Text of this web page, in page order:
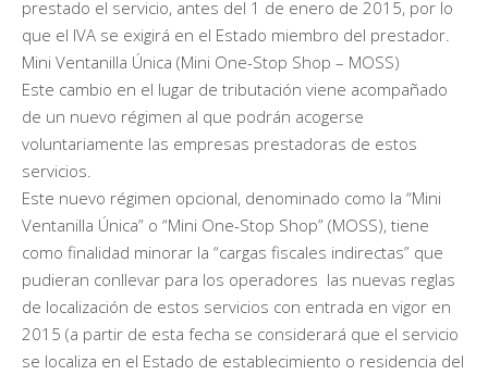
prestado el servicio, antes del 1 de enero de 2015, por lo
que el IVA se exigirá en el Estado miembro del prestador.
Mini Ventanilla Única (Mini One-Stop Shop – MOSS)
Este cambio en el lugar de tributación viene acompañado
de un nuevo régimen al que podrán acogerse
voluntariamente las empresas prestadoras de estos
servicios.
Este nuevo régimen opcional, denominado como la “Mini
Ventanilla Única” o “Mini One-Stop Shop” (MOSS), tiene
como finalidad minorar la “cargas fiscales indirectas” que
pudieran conllevar para los operadores las nuevas reglas
de localización de estos servicios con entrada en vigor en
2015 (a partir de esta fecha se considerará que el servicio
se localiza en el Estado de establecimiento o residencia del